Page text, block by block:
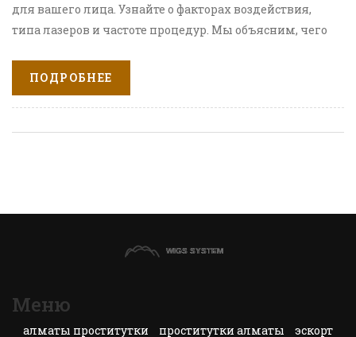
для вашего лица. Узнайте о факторах воздействия,
типа лазеров и частоте процедур. Мы объясним, чего
подготовиться, чтобы минимизировать побочные
эффекты и усилить эффект. Делимся практическими
советами по уходу за кожей после лазерных сессий
для достижения идеального результата.
ПОДРОБНЕЕ
Меню
алматы проститутки проститутки алматы эскорт